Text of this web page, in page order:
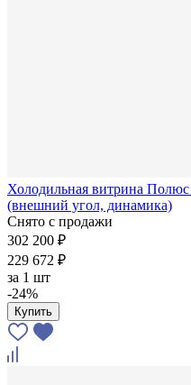
Холодильная витрина
(внешний угол, динамика)
Снято с продажи
302 200 ₽
229 672 ₽
за 1 шт
-24%
Купить